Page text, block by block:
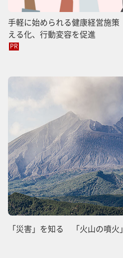
手軽に始められる健康経営施
える化、行動変容を促進
PR
「災害」を知る 「火山の噴火